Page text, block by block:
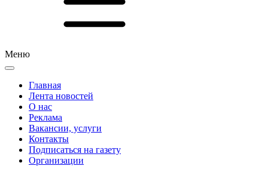
Меню
Главная
Лента новостей
О нас
Реклама
Вакансии, услуги
Контакты
Подписаться на газету
Организации